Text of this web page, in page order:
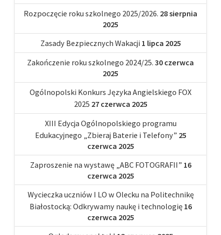
Rozpoczęcie roku szkolnego 2025/2026. 28 sierpnia
2025
Zasady Bezpiecznych Wakacji 1 lipca 2025
Zakończenie roku szkolnego 2024/25. 30 czerwca
2025
Ogólnopolski Konkurs Języka Angielskiego FOX
2025 27 czerwca 2025
XIII Edycja Ogólnopolskiego programu
Edukacyjnego „Zbieraj Baterie i Telefony” 25
czerwca 2025
Zaproszenie na wystawę „ABC FOTOGRAFII” 16
czerwca 2025
Wycieczka uczniów I LO w Olecku na Politechnikę
Białostocką: Odkrywamy naukę i technologię 16
czerwca 2025